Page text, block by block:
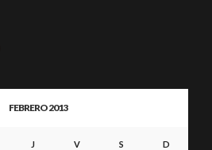
FEBRERO 2013
J V S D